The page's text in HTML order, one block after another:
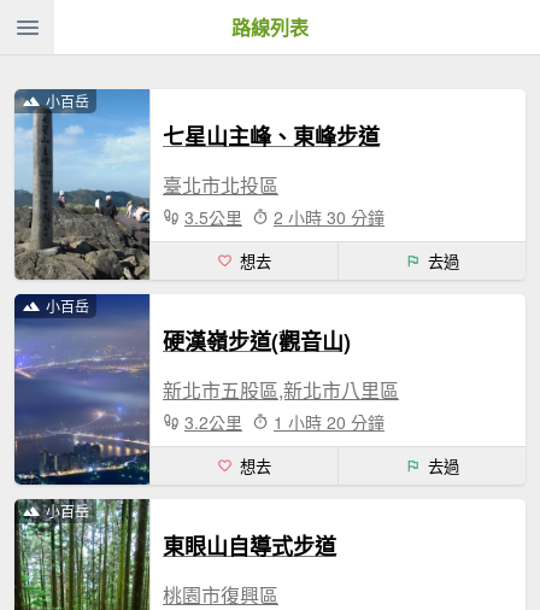
路線列表
小百岳
七星山主峰、東峰步道
臺北市北投區
3.5公里 2 小時 30 分鐘
想去 去過
小百岳
硬漢嶺步道(觀音山)
新北市五股區,新北市八里區
3.2公里 1 小時 20 分鐘
想去 去過
小百岳
東眼山自導式步道
桃園市復興區